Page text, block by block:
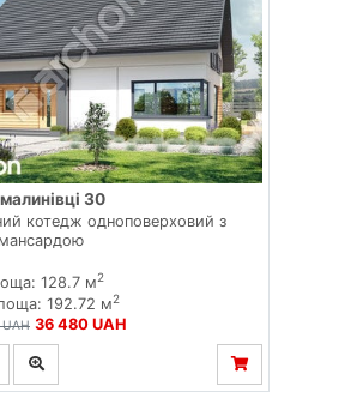
30
котедж одноповерховий з
128.7 м2
192.72 м2
36 480 UAH